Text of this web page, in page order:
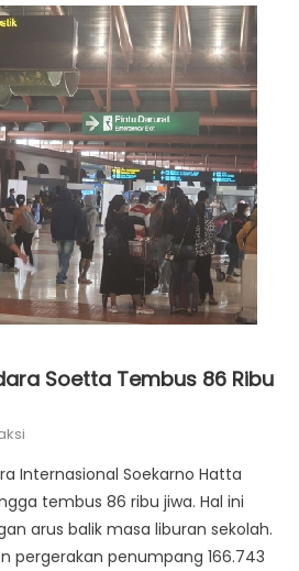
Soetta Tembus 86 Ribu
Internasional Soekarno Hatta
tembus 86 ribu jiwa. Hal ini
arus balik masa liburan sekolah.
pergerakan penumpang 166.743